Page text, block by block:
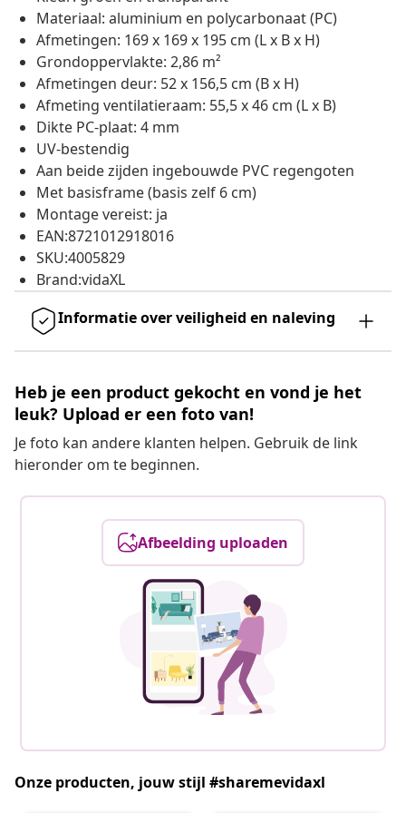
Materiaal: aluminium en polycarbonaat (PC)
Afmetingen: 169 x 169 x 195 cm (L x B x H)
Grondoppervlakte: 2,86 m²
Afmetingen deur: 52 x 156,5 cm (B x H)
Afmeting ventilatieraam: 55,5 x 46 cm (L x B)
Dikte PC-plaat: 4 mm
UV-bestendig
Aan beide zijden ingebouwde PVC regengoten
Met basisframe (basis zelf 6 cm)
Montage vereist: ja
EAN:8721012918016
SKU:4005829
Brand:vidaXL
Informatie over veiligheid en naleving
Heb je een product gekocht en vond je het
leuk? Upload er een foto van!
Je foto kan andere klanten helpen. Gebruik de link
hieronder om te beginnen.
Afbeelding uploaden
Onze producten, jouw stijl #sharemevidaxl